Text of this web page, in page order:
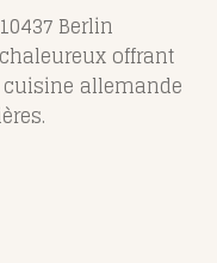
Berlin
offrant
allemande